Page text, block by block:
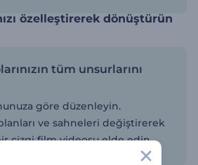
özelleştirerek dönüştürün
tüm unsurlarını
göre düzenleyin.
ve sahneleri değiştirerek
çizgi film videosu elde edin.